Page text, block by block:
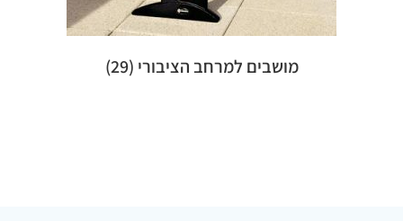
מושבים למרחב הציבורי (29)